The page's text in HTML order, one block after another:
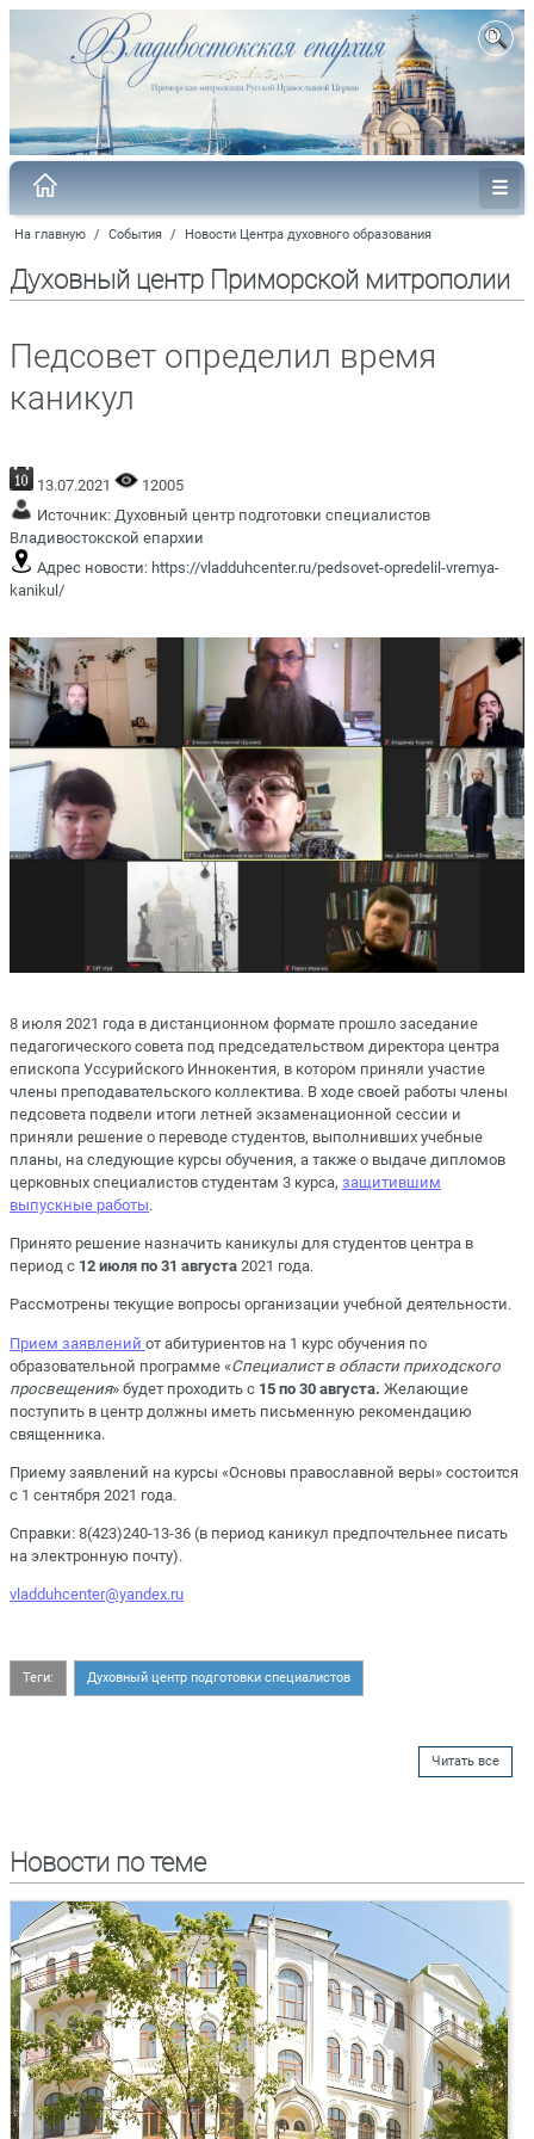
На главную / События / Новости Центра духовного образования
Духовный центр Приморской митрополии
Педсовет определил время
каникул
13.07.2021
12005
Источник: Духовный центр подготовки специалистов
Владивостокской епархии
Адрес новости: https://vladduhcenter.ru/pedsovet-opredelil-vremya-
kanikul/
8 июля 2021 года в дистанционном формате прошло заседание
педагогического совета под председательством директора центра
епископа Уссурийского Иннокентия, в котором приняли участие
члены преподавательского коллектива. В ходе своей работы члены
педсовета подвели итоги летней экзаменационной сессии и
приняли решение о переводе студентов, выполнивших учебные
планы, на следующие курсы обучения, а также о выдаче дипломов
церковных специалистов студентам 3 курса, защитившим
выпускные работы.
Принято решение назначить каникулы для студентов центра в
период с 12 июля по 31 августа 2021 года.
Рассмотрены текущие вопросы организации учебной деятельности.
Прием заявлений от абитуриентов на 1 курс обучения по
образовательной программе «Специалист в области приходского
просвещения» будет проходить с 15 по 30 августа. Желающие
поступить в центр должны иметь письменную рекомендацию
священника.
Приему заявлений на курсы «Основы православной веры» состоится
с 1 сентября 2021 года.
Справки: 8(423)240-13-36 (в период каникул предпочтельнее писать
на электронную почту).
vladduhcenter@yandex.ru
Теги: Духовный центр подготовки специалистов
Читать все
Новости по теме